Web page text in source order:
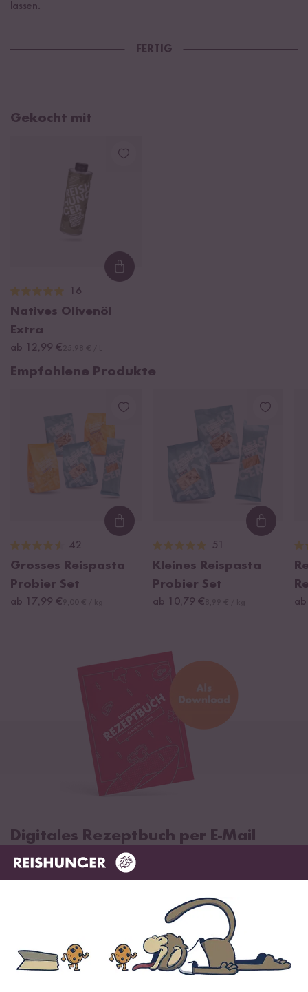
lassen.
FERTIG
Gekocht mit
Loading...
16
Natives Olivenöl
Extra
ab 12,99 €
Empfohlene Produkte
Loading...
42
Grosses Reispasta
Probier Set
ab 17,99 €
51
Kleines Reispasta
Probier Set
ab 10,79 €
Digitales Rezeptbuch per E-Mail
✔️ 25 leckere Rezepte aus unseren bunten Kochwelten
✔️ Von Sushi über Curry bis hin zu Desserts